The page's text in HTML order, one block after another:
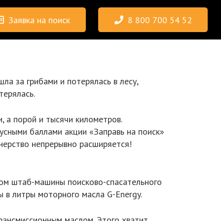
Заявка на поиск 8 800 700 54 52
за грибами и потерялась в лесу,
а порой и тысячи километров.
баллами акции «Заправь на поиск»
непрерывно расширяется!
штаб-машины поисково-спасательного
литры моторного масла G-Energy.